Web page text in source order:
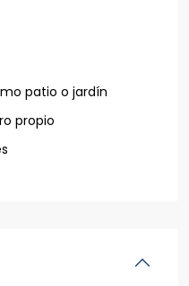
patio o jardín
propio